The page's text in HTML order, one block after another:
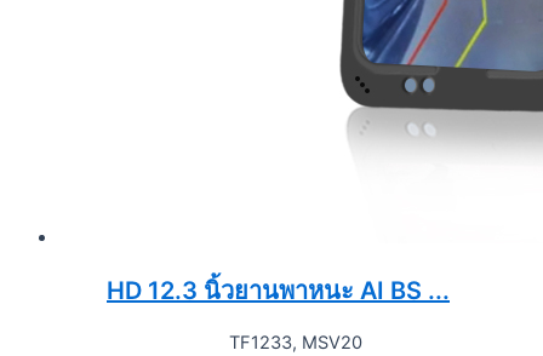
HD 12.3 นิ้วยานพาหนะ AI BS ...
TF1233, MSV20